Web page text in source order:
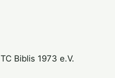
TC Biblis 1973 e.V.